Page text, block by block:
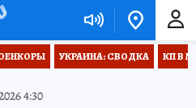
УКРАИНА: СВОДКА КП В
4:30